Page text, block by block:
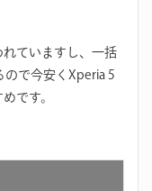
ていますし、一括
ので今安くXperia 5
です。